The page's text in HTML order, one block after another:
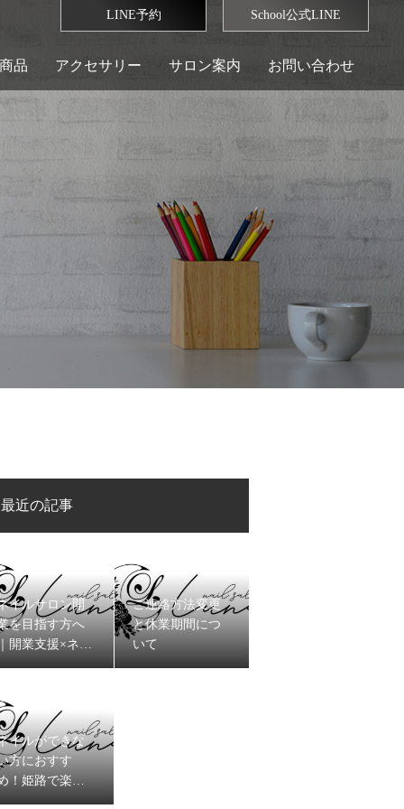
LINE予約 School公式LINE
品 アクセサリー サロン案内 お問い合わせ
最近の記事
イルサロン開
を目指す方へ
｜開業支援×ネイ
ご連絡方法変更
と休業期間につ
いて
イルができな
方におすす
！姫路で楽し